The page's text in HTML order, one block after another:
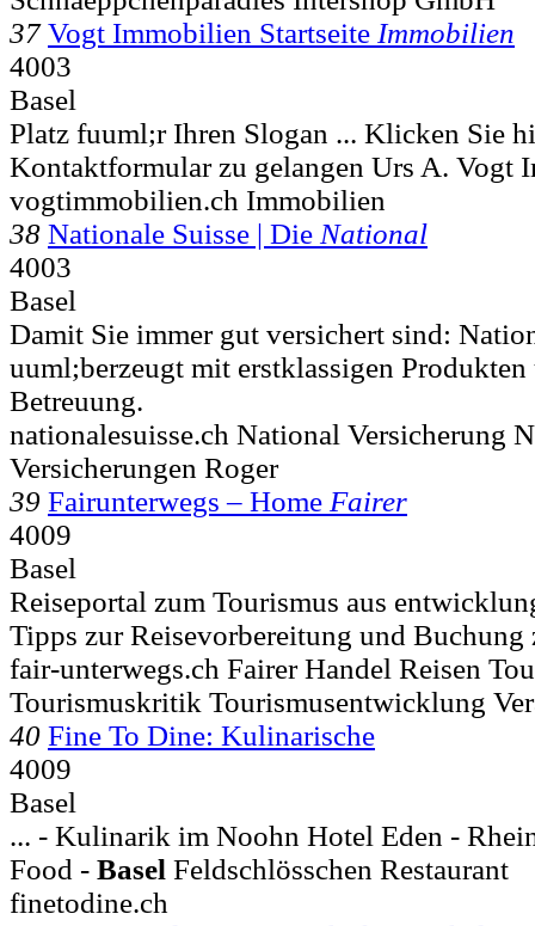
37 Vogt Immobilien Startseite Immobilien
4003
Basel
Platz fuuml;r Ihren Slogan ... Klicken Sie
Kon­takt­for­mu­lar zu gelangen Urs A. Vogt
vogtimmobilien.ch Immobilien
38 Nationale Suisse | Die National
4003
Basel
Damit Sie immer gut versichert sind:
uuml;berzeugt mit erstklassigen
Betreuung.
nationalesuisse.ch National Versicherung
Versicherungen Roger
39 Fairunterwegs – Home Fairer
4009
Basel
Reiseportal zum Tourismus aus
Tipps zur Reisevorbereitung und Buchung
fair-unterwegs.ch Fairer Handel Reisen
Tourismuskritik Tourismusentwicklung
40 Fine To Dine: Kulinarische
4009
Basel
... - Kulinarik im Noohn Hotel Eden -
Food - Basel Feldschlösschen Restaurant
finetodine.ch